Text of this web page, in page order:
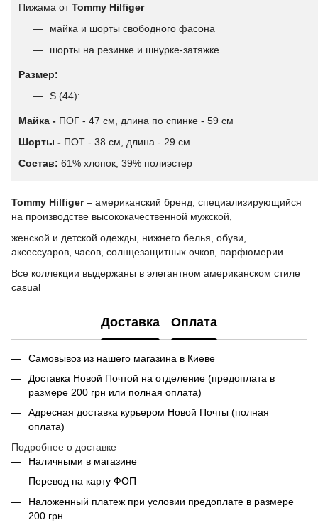
Пижама отTommy Hilfiger
майка и шорты свободного фасона
шорты на резинке и шнурке-затяжке
Размер:
S (44):
Майка - ПОГ - 47 см, длина по спинке - 59 см
Шорты - ПОТ - 38 см, длина - 29 см
Состав: 61% хлопок, 39% полиэстер
Tommy Hilfiger– американский бренд, специализирующийся
на производстве высококачественной мужской,
женской и детской одежды, нижнего белья, обуви,
аксессуаров, часов, солнцезащитных очков, парфюмерии
Все коллекции выдержаны в элегантном американском стиле
casual
Доставка Оплата
Самовывоз из нашего магазина в Киеве
Доставка Новой Почтой на отделение (предоплата в
размере 200 грн или полная оплата)
Адресная доставка курьером Новой Почты (полная
оплата)
Подробнее о доставке
Наличными в магазине
Перевод на карту ФОП
Наложенный платеж при условии предоплате в размере
200 грн